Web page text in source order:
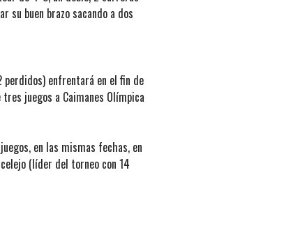
su buen brazo sacando a dos
perdidos) enfrentará en el fin de
juegos a Caimanes Olímpica
en las mismas fechas, en
(líder del torneo con 14